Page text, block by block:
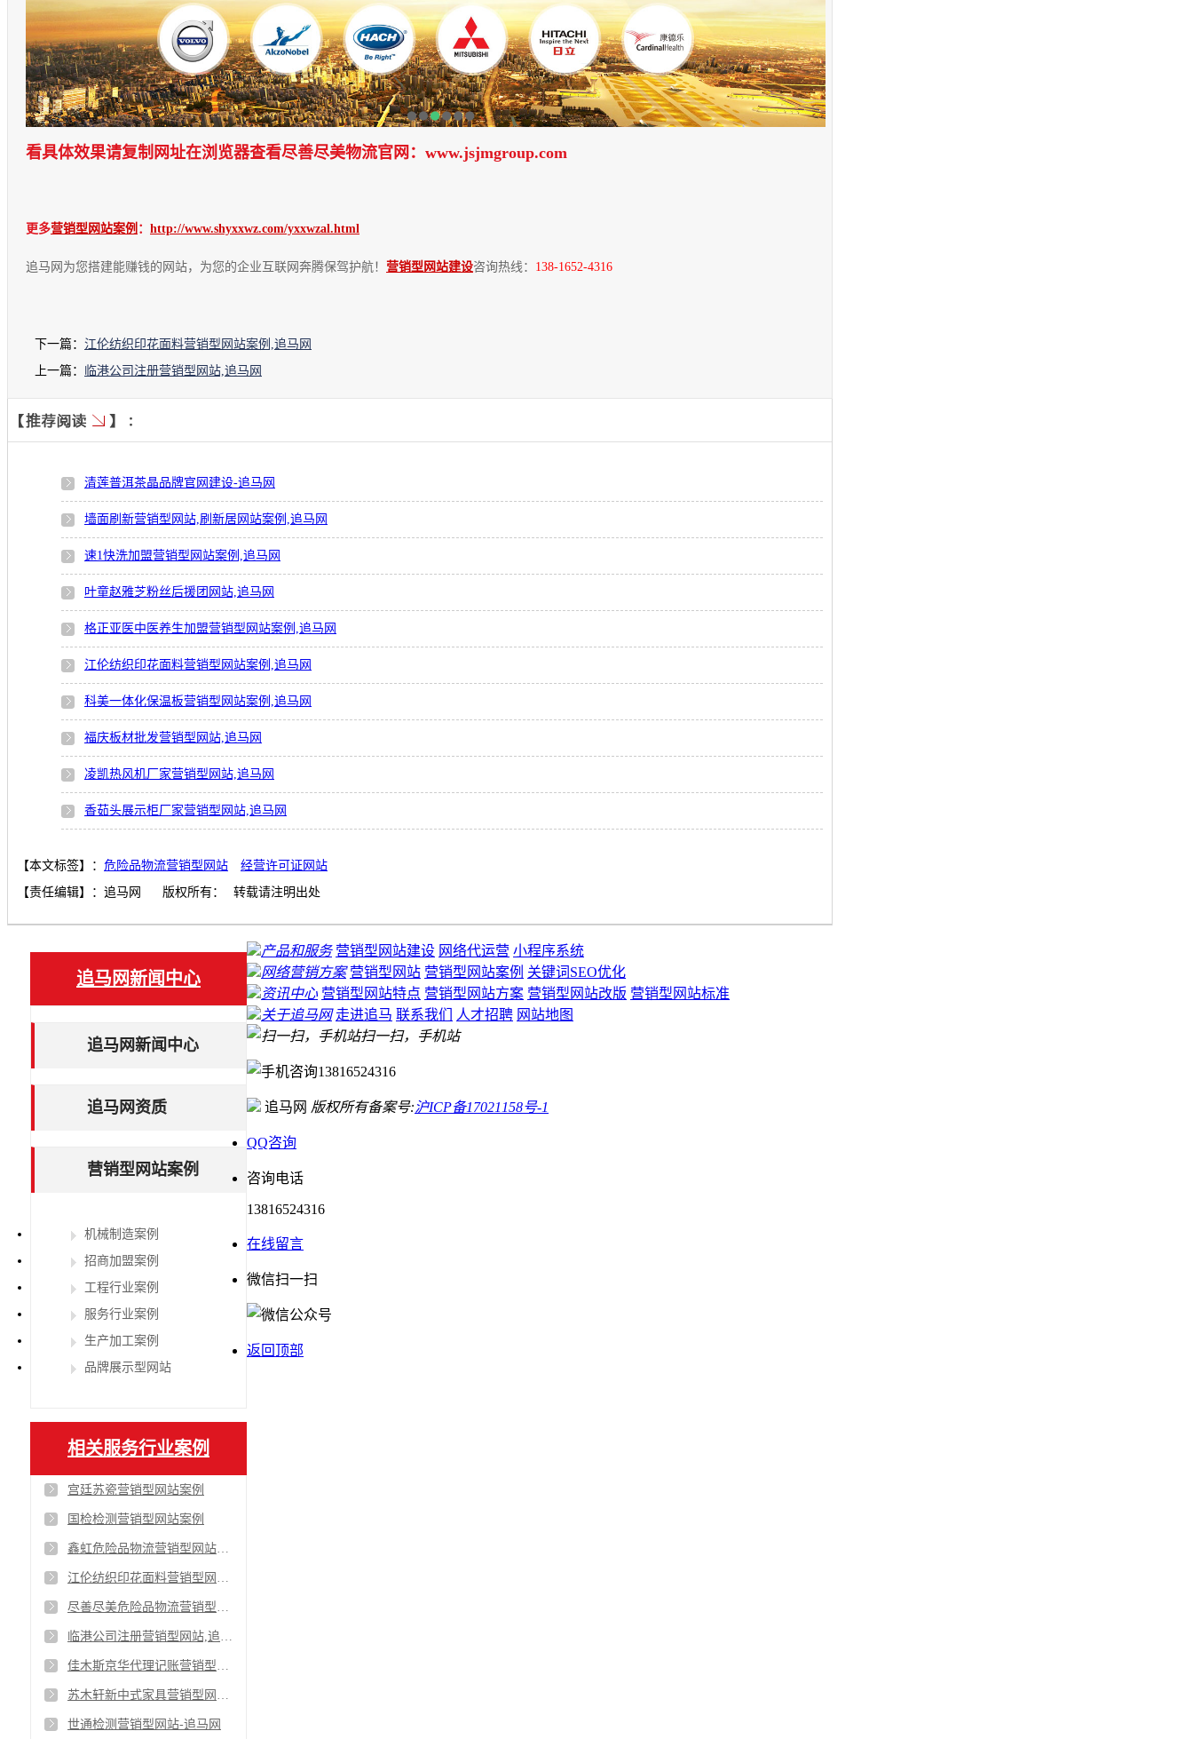
看具体效果请复制网址在浏览器查看尽善尽美物流官网：www.jsjmgroup.com
更多营销型网站案例 ： http://www.shyxxwz.com/yxxwzal.html
追马网为您搭建能赚钱的网站，为您的企业互联网奔腾保驾护航！ 营销型网站建设咨询热线： 138-1652-4316
下一篇： 江伦纺织印花面料营销型网站案例,追马网
上一篇：
临港公司注册营销型网站,追马网
清莲普洱茶晶品牌官网建设-追马网
墙面刷新营销型网站,刷新居网站案例,追马网
速1快洗加盟营销型网站案例,追马网
叶童赵雅芝粉丝后援团网站,追马网
格正亚医中医养生加盟营销型网站案例,追马网
江伦纺织印花面料营销型网站案例,追马网
科美一体化保温板营销型网站案例,追马网
福庆板材批发营销型网站,追马网
凌凯热风机厂家营销型网站,追马网
香茹头展示柜厂家营销型网站,追马网
【本文标签】： 危险品物流营销型网站
经营许可证网站
【责任编辑】： 追马网 版权所有： 转载请注明出处
追马网新闻中心
追马网新闻中心
追马网资质
营销型网站案例
机械制造案例
招商加盟案例
工程行业案例
服务行业案例
生产加工案例
品牌展示型网站
相关服务行业案例
宫廷苏瓷营销型网站案例
国检检测营销型网站案例
鑫虹危险品物流营销型网站案例-追马网
江伦纺织印花面料营销型网站案例,追马网
尽善尽美危险品物流营销型网站案例,追马网
临港公司注册营销型网站,追马网
佳木斯京华代理记账营销型网站,追马网
苏木轩新中式家具营销型网站,追马网
世通检测营销型网站-追马网
产品和服务 营销型网站建设 网络代运营 小程序系统
网络营销方案 营销型网站 营销型网站案例 关键词SEO优化
资讯中心 营销型网站特点 营销型网站方案 营销型网站改版 营销型网站标准
关于追马网 走进追马 联系我们 人才招聘 网站地图
扫一扫，手机站
13816524316
追马网 版权所有备案号:沪ICP备17021158号-1
QQ咨询
咨询电话
13816524316
在线留言
微信扫一扫
返回顶部